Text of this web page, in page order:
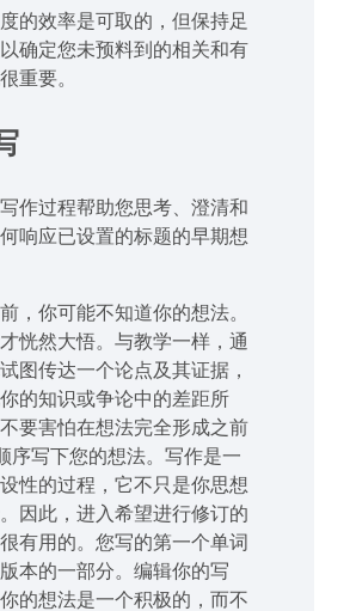
的效率是可取的，但保持足
确定您未预料到的相关和有
重要。
作过程帮助您思考、澄清和
响应已设置的标题的早期想
，你可能不知道你的想法。
恍然大悟。与教学一样，通
图传达一个论点及其证据，
的知识或争论中的差距所
要害怕在想法完全形成之前
序写下您的想法。写作是一
性的过程，它不只是你思想
因此，进入希望进行修订的
有用的。您写的第一个单词
本的一部分。编辑你的写
的想法是一个积极的，而不